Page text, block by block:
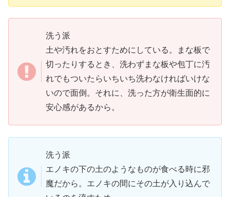
洗う派
土や汚れをおとすためにしている。まな板で
切ったりするとき、洗わずまな板や包丁に汚
れでもついたらいちいち洗わなければいけな
いので面倒。それに、洗った方が衛生面的に
安心感があるから。
洗う派
エノキの下の土のようなものが食べる時に邪
魔だから。エノキの間にその土が入り込んで